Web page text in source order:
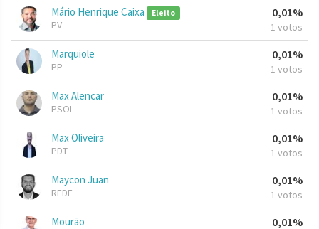
Mário Henrique Caixa Eleito
PV
0,01%
1 votos
Marquiole
PP
0,01%
1 votos
Max Alencar
PSOL
0,01%
1 votos
Max Oliveira
PDT
0,01%
1 votos
Maycon Juan
REDE
0,01%
1 votos
Mourão 0,01%